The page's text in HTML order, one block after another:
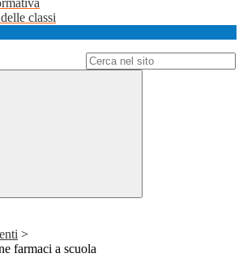
classi
>
farmaci a scuola